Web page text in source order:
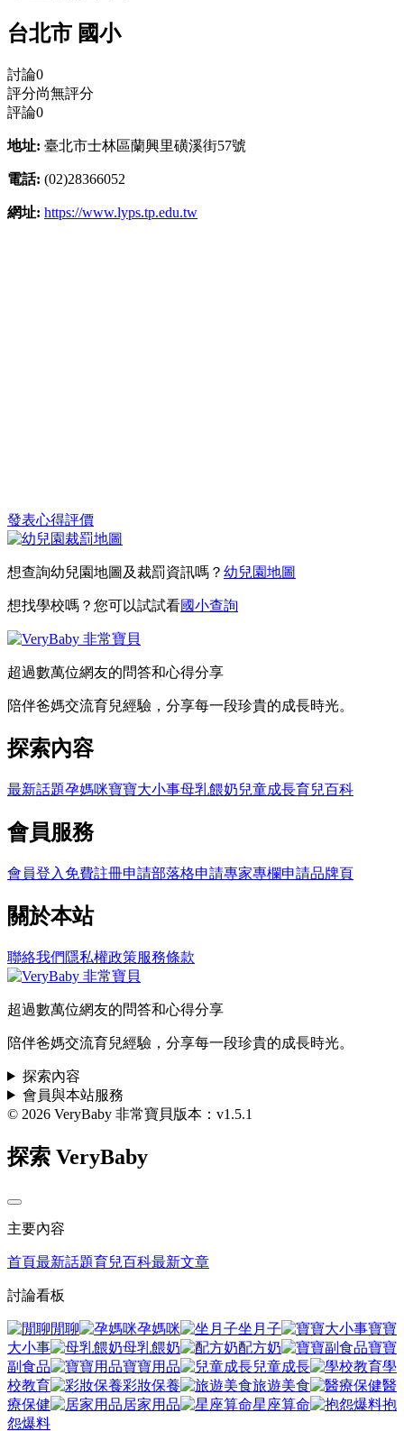
台北市 國小
討論0
評分尚無評分
評論0
地址: 臺北市士林區蘭興里磺溪街57號
電話: (02)28366052
網址: https://www.lyps.tp.edu.tw
發表心得評價
想查詢幼兒園地圖及裁罰資訊嗎？ 幼兒園地圖
想找學校嗎？您可以試試看國小查詢
超過數萬位網友的問答和心得分享
陪伴爸媽交流育兒經驗，分享每一段珍貴的成長時光。
探索內容
最新話題孕媽咪寶寶大小事母乳餵奶兒童成長育兒百科
會員服務
會員登入 免費註冊申請部落格申請專家專欄申請品牌頁
關於本站
聯絡我們 隱私權政策服務條款
超過數萬位網友的問答和心得分享
陪伴爸媽交流育兒經驗，分享每一段珍貴的成長時光。
探索內容
會員與本站服務
© 2026 VeryBaby 非常寶貝版本：v1.5.1
探索 VeryBaby
主要內容
首頁最新話題育兒百科最新文章
討論看板
閒聊 孕媽咪 坐月子
寶寶
大小事
母乳餵奶 配方奶
寶寶
副食品
寶寶用品 兒童成長
學
校教育
彩妝保養 旅遊美食
醫
療保健
居家用品 星座算命
抱
怨爆料